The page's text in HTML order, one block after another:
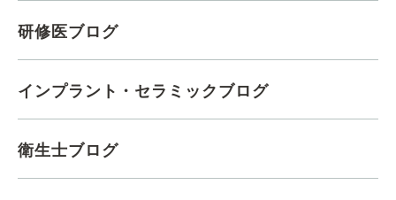
研修医ブログ
インプラント・セラミックブログ
衛生士ブログ